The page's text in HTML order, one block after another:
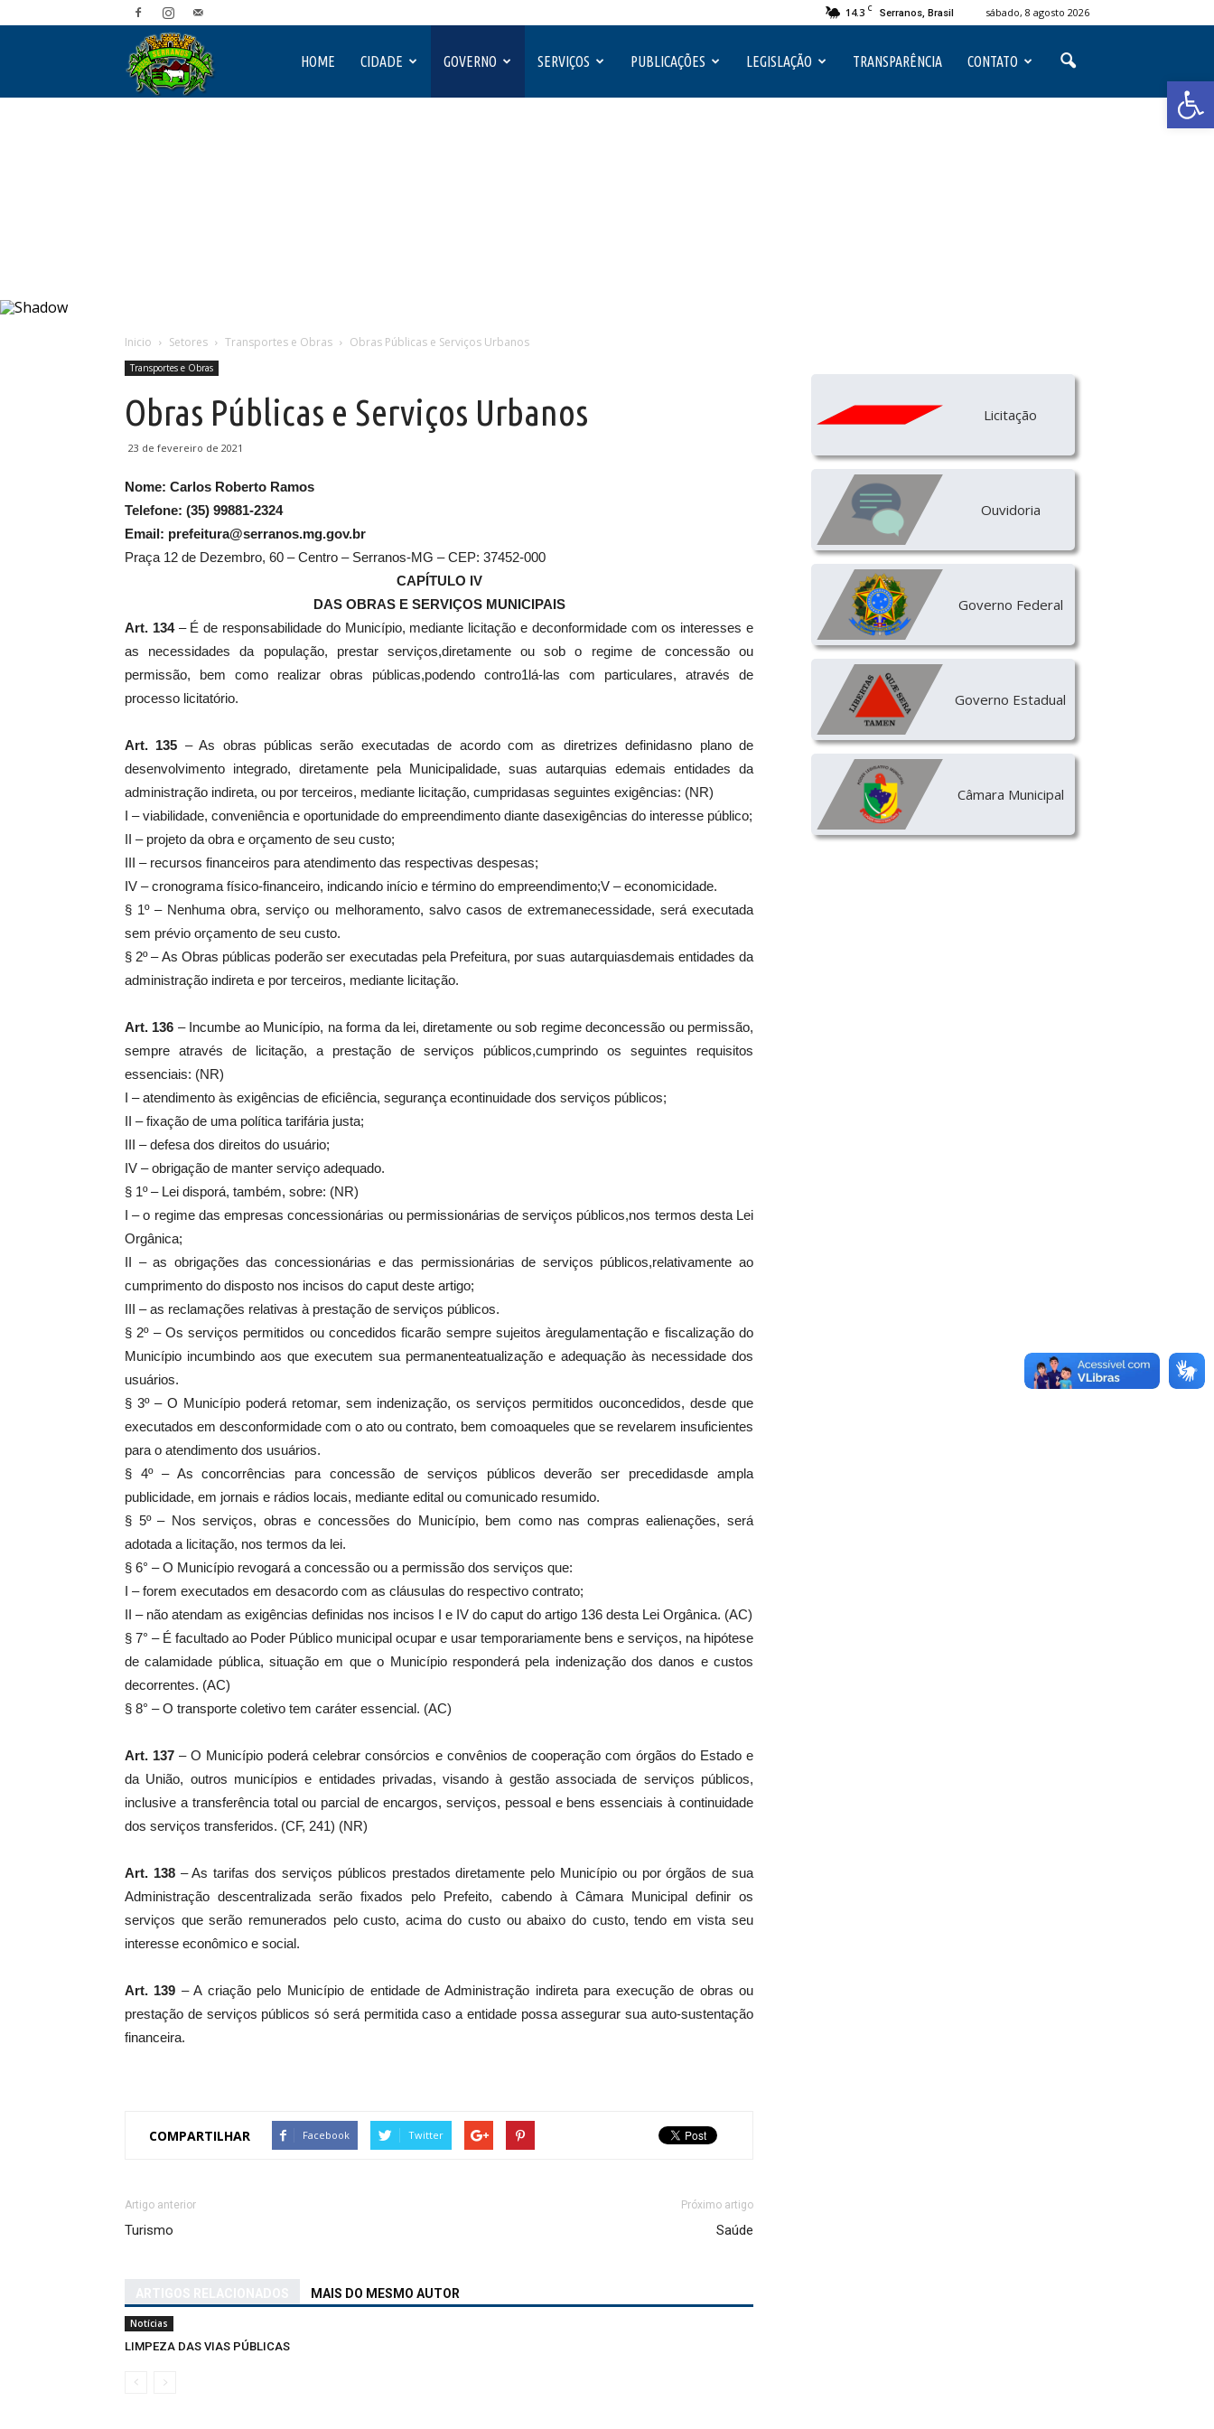
Abrir
14.3 C Serranos, Brasil sábado, 8 agosto 2026
HOME CIDADE GOVERNO SERVIÇOS PUBLICAÇÕES LEGISLAÇÃO TRANSPARÊNCIA CONTATO
Inicio Setores Transportes e Obras Obras Públicas e Serviços Urbanos
Transportes e Obras
Obras Públicas e Serviços Urbanos
23 de fevereiro de 2021
Nome: Carlos Roberto Ramos
Telefone: (35) 99881-2324
Email: prefeitura@serranos.mg.gov.br
Praça 12 de Dezembro, 60 – Centro – Serranos-MG – CEP: 37452-000
CAPÍTULO IV
DAS OBRAS E SERVIÇOS MUNICIPAIS
Art. 134– É de responsabilidade do Município, mediante licitação e deconformidade com os interesses e
as necessidades da população, prestar serviços,diretamente ou sob o regime de concessão ou
permissão, bem como realizar obras públicas,podendo contro1lá-las com particulares, através de
processo licitatório.
Art. 135 – As obras públicas serão executadas de acordo com as diretrizes definidasno plano de
desenvolvimento integrado, diretamente pela Municipalidade, suas autarquias edemais entidades da
administração indireta, ou por terceiros, mediante licitação, cumpridasas seguintes exigências: (NR)
I – viabilidade, conveniência e oportunidade do empreendimento diante dasexigências do interesse público;
II – projeto da obra e orçamento de seu custo;
III – recursos financeiros para atendimento das respectivas despesas;
IV – cronograma físico-financeiro, indicando início e término do empreendimento;V – economicidade.
§ 1º – Nenhuma obra, serviço ou melhoramento, salvo casos de extremanecessidade, será executada
sem prévio orçamento de seu custo.
§ 2º – As Obras públicas poderão ser executadas pela Prefeitura, por suas autarquiasdemais entidades da
administração indireta e por terceiros, mediante licitação.
Art. 136 – Incumbe ao Município, na forma da lei, diretamente ou sob regime deconcessão ou permissão,
sempre através de licitação, a prestação de serviços públicos,cumprindo os seguintes requisitos
essenciais: (NR)
I – atendimento às exigências de eficiência, segurança econtinuidade dos serviços públicos;
II – fixação de uma política tarifária justa;
III – defesa dos direitos do usuário;
IV – obrigação de manter serviço adequado.
§ 1º – Lei disporá, também, sobre: (NR)
I – o regime das empresas concessionárias ou permissionárias de serviços públicos,nos termos desta Lei
Orgânica;
II – as obrigações das concessionárias e das permissionárias de serviços públicos,relativamente ao
cumprimento do disposto nos incisos do caput deste artigo;
III – as reclamações relativas à prestação de serviços públicos.
§ 2º – Os serviços permitidos ou concedidos ficarão sempre sujeitos àregulamentação e fiscalização do
Município incumbindo aos que executem sua permanenteatualização e adequação às necessidade dos
usuários.
§ 3º – O Município poderá retomar, sem indenização, os serviços permitidos ouconcedidos, desde que
executados em desconformidade com o ato ou contrato, bem comoaqueles que se revelarem insuficientes
para o atendimento dos usuários.
§ 4º – As concorrências para concessão de serviços públicos deverão ser precedidasde ampla
publicidade, em jornais e rádios locais, mediante edital ou comunicado resumido.
§ 5º – Nos serviços, obras e concessões do Município, bem como nas compras ealienações, será
adotada a licitação, nos termos da lei.
§ 6° – O Município revogará a concessão ou a permissão dos serviços que:
I – forem executados em desacordo com as cláusulas do respectivo contrato;
II – não atendam as exigências definidas nos incisos I e IV do caput do artigo 136 desta Lei Orgânica. (AC)
§ 7° – É facultado ao Poder Público municipal ocupar e usar temporariamente bens e serviços, na hipótese
de calamidade pública, situação em que o Município responderá pela indenização dos danos e custos
decorrentes. (AC)
§ 8° – O transporte coletivo tem caráter essencial. (AC)
Art. 137 – O Município poderá celebrar consórcios e convênios de cooperação com órgãos do Estado e
da União, outros municípios e entidades privadas, visando à gestão associada de serviços públicos,
inclusive a transferência total ou parcial de encargos, serviços, pessoal e bens essenciais à continuidade
dos serviços transferidos. (CF, 241) (NR)
Art. 138– As tarifas dos serviços públicos prestados diretamente pelo Município ou por órgãos de sua
Administração descentralizada serão fixados pelo Prefeito, cabendo à Câmara Municipal definir os
serviços que serão remunerados pelo custo, acima do custo ou abaixo do custo, tendo em vista seu
interesse econômico e social.
Art. 139 – A criação pelo Município de entidade de Administração indireta para execução de obras ou
prestação de serviços públicos só será permitida caso a entidade possa assegurar sua auto-sustentação
financeira.
COMPARTILHAR Facebook Twitter
Artigo anterior
Turismo
Próximo artigo
Saúde
MAIS DO MESMO AUTOR
Notícias
LIMPEZA DAS VIAS PÚBLICAS
Licitação
Ouvidoria
Governo Federal
Governo Estadual
Câmara Municipal